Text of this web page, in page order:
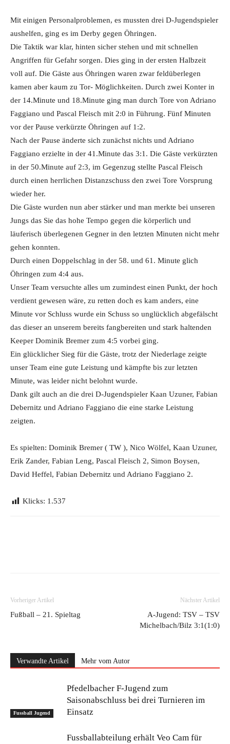
Mit einigen Personalproblemen, es mussten drei D-Jugendspieler
aushelfen, ging es im Derby gegen Öhringen.
Die Taktik war klar, hinten sicher stehen und mit schnellen
Angriffen für Gefahr sorgen. Dies ging in der ersten Halbzeit
voll auf. Die Gäste aus Öhringen waren zwar feldüberlegen
kamen aber kaum zu Tor- Möglichkeiten. Durch zwei Konter in
der 14.Minute und 18.Minute ging man durch Tore von Adriano
Faggiano und Pascal Fleisch mit 2:0 in Führung. Fünf Minuten
vor der Pause verkürzte Öhringen auf 1:2.
Nach der Pause änderte sich zunächst nichts und Adriano
Faggiano erzielte in der 41.Minute das 3:1. Die Gäste verkürzten
in der 50.Minute auf 2:3, im Gegenzug stellte Pascal Fleisch
durch einen herrlichen Distanzschuss den zwei Tore Vorsprung
wieder her.
Die Gäste wurden nun aber stärker und man merkte bei unseren
Jungs das Sie das hohe Tempo gegen die körperlich und
läuferisch überlegenen Gegner in den letzten Minuten nicht mehr
gehen konnten.
Durch einen Doppelschlag in der 58. und 61. Minute glich
Öhringen zum 4:4 aus.
Unser Team versuchte alles um zumindest einen Punkt, der hoch
verdient gewesen wäre, zu retten doch es kam anders, eine
Minute vor Schluss wurde ein Schuss so unglücklich abgefälscht
das dieser an unserem bereits fangbereiten und stark haltenden
Keeper Dominik Bremer zum 4:5 vorbei ging.
Ein glücklicher Sieg für die Gäste, trotz der Niederlage zeigte
unser Team eine gute Leistung und kämpfte bis zur letzten
Minute, was leider nicht belohnt wurde.
Dank gilt auch an die drei D-Jugendspieler Kaan Uzuner, Fabian
Debernitz und Adriano Faggiano die eine starke Leistung
zeigten.
Es spielten: Dominik Bremer ( TW ), Nico Wölfel, Kaan Uzuner,
Erik Zander, Fabian Leng, Pascal Fleisch 2, Simon Boysen,
David Heffel, Fabian Debernitz und Adriano Faggiano 2.
Klicks: 1.537
Vorheriger Artikel
Fußball – 21. Spieltag
Nächster Artikel
A-Jugend: TSV – TSV
Michelbach/Bilz 3:1(1:0)
Verwandte Artikel Mehr vom Autor
Fussball Jugend
Pfedelbacher F-Jugend zum
Saisonabschluss bei drei Turnieren im
Einsatz
Fussballabteilung erhält Veo Cam für